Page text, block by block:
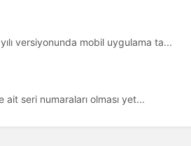
versiyonunda mobil uygulama ta...
seri numaraları olması yet...